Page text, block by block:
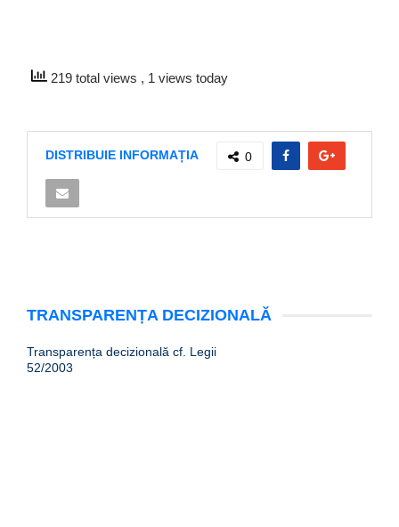
219 total views , 1 views today
DISTRIBUIE INFORMAȚIA 0
TRANSPARENȚA DECIZIONALĂ
Transparența decizională cf. Legii
52/2003